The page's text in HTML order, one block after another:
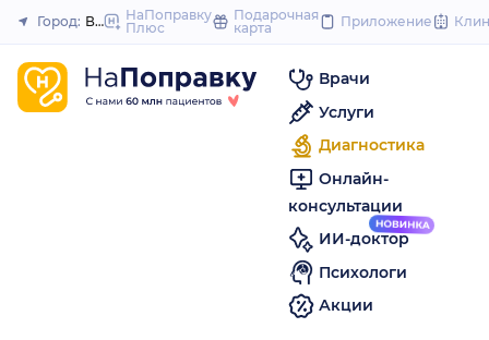
to
Закрыть
Город: ВоронежНаПоправку
Плюс
Подарочная
карта
Приложение
Врачи
Услуги
Диагностика
Онлайн-
консультации
ИИ-доктор
Психологи
Акции